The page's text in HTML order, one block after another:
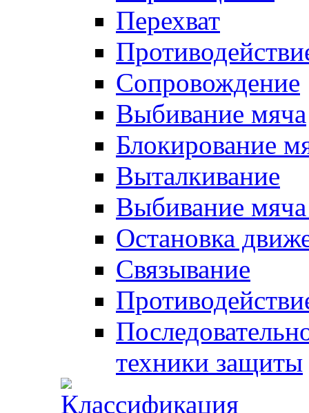
Перехват
Сопровождение
Выбивание мяча
Блокирование
Выталкивание
Выбивание
Остановка
Связывание
техники защиты